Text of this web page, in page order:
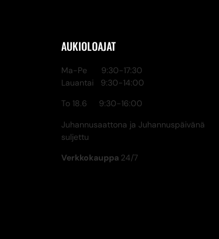
AUKIOLOAJAT
Ma-Pe 9:30-17:30
Lauantai 9:30-14:00
To 18.6 9:30-16:00
Juhannusaattona ja Juhannuspäivänä
suljettu
Verkkokauppa 24/7